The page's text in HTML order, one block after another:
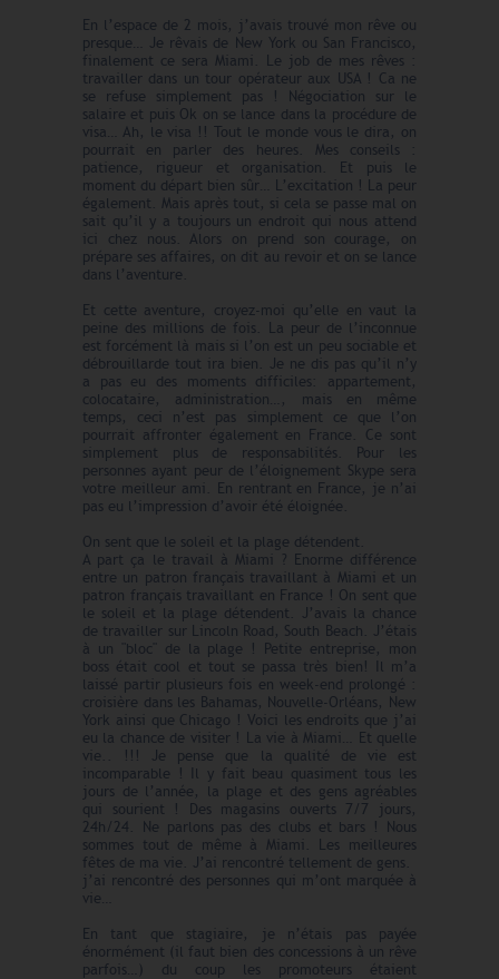
En l’espace de 2 mois, j’avais trouvé mon rêve ou
presque… Je rêvais de New York ou San Francisco,
finalement ce sera Miami. Le job de mes rêves :
travailler dans un tour opérateur aux USA ! Ca ne
se refuse simplement pas ! Négociation sur le
salaire et puis Ok on se lance dans la procédure de
visa… Ah, le visa !! Tout le monde vous le dira, on
pourrait en parler des heures. Mes conseils :
patience, rigueur et organisation. Et puis le
moment du départ bien sûr… L’excitation ! La peur
également. Mais après tout, si cela se passe mal on
sait qu’il y a toujours un endroit qui nous attend
ici chez nous. Alors on prend son courage, on
prépare ses affaires, on dit au revoir et on se lance
dans l’aventure.
Et cette aventure, croyez-moi qu’elle en vaut la
peine des millions de fois. La peur de l’inconnue
est forcément là mais si l’on est un peu sociable et
débrouillarde tout ira bien. Je ne dis pas qu’il n’y
a pas eu des moments difficiles: appartement,
colocataire, administration…, mais en même
temps, ceci n’est pas simplement ce que l’on
pourrait affronter également en France. Ce sont
simplement plus de responsabilités. Pour les
personnes ayant peur de l’éloignement Skype sera
votre meilleur ami. En rentrant en France, je n’ai
pas eu l’impression d’avoir été éloignée.
On sent que le soleil et la plage détendent.
A part ça le travail à Miami ? Enorme différence
entre un patron français travaillant à Miami et un
patron français travaillant en France ! On sent que
le soleil et la plage détendent. J’avais la chance
de travailler sur Lincoln Road, South Beach. J’étais
à un "bloc" de la plage ! Petite entreprise, mon
boss était cool et tout se passa très bien! Il m’a
laissé partir plusieurs fois en week-end prolongé :
croisière dans les Bahamas, Nouvelle-Orléans, New
York ainsi que Chicago ! Voici les endroits que j’ai
eu la chance de visiter ! La vie à Miami… Et quelle
vie.. !!! Je pense que la qualité de vie est
incomparable ! Il y fait beau quasiment tous les
jours de l’année, la plage et des gens agréables
qui sourient ! Des magasins ouverts 7/7 jours,
24h/24. Ne parlons pas des clubs et bars ! Nous
sommes tout de même à Miami. Les meilleures
fêtes de ma vie. J’ai rencontré tellement de gens.
j’ai rencontré des personnes qui m’ont marquée à
vie…
En tant que stagiaire, je n’étais pas payée
énormément (il faut bien des concessions à un rêve
parfois…) du coup les promoteurs étaient